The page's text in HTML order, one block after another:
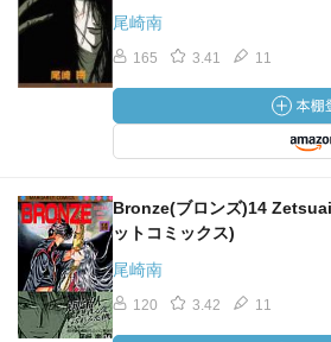
尾崎南
165 3.41 11
Bronze(ブロンズ)14
ットコミックス)
尾崎南
120 3.42 11